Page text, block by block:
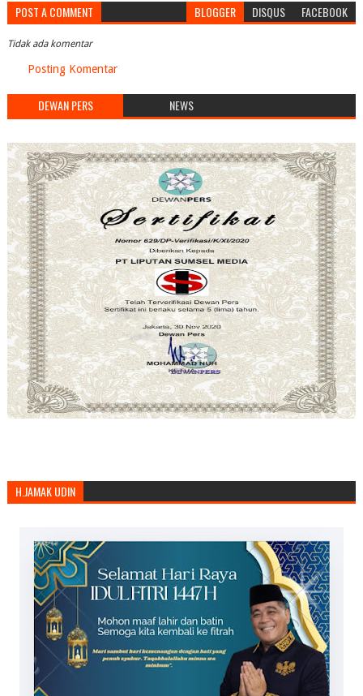
POST A COMMENT BLOGGER DISQUS FACEBOOK
Tidak ada komentar
Posting Komentar
DEWAN PERS NEWS
H.JAMAK UDIN